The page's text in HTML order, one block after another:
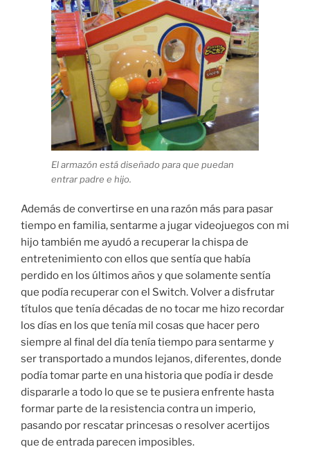
El armazón está diseñado para que puedan
entrar padre e hijo.
Además de convertirse en una razón más para pasar
tiempo en familia, sentarme a jugar videojuegos con mi
hijo también me ayudó a recuperar la chispa de
entretenimiento con ellos que sentía que había
perdido en los últimos años y que solamente sentía
que podía recuperar con el Switch. Volver a disfrutar
títulos que tenía décadas de no tocar me hizo recordar
los días en los que tenía mil cosas que hacer pero
siempre al final del día tenía tiempo para sentarme y
ser transportado a mundos lejanos, diferentes, donde
podía tomar parte en una historia que podía ir desde
dispararle a todo lo que se te pusiera enfrente hasta
formar parte de la resistencia contra un imperio,
pasando por rescatar princesas o resolver acertijos
que de entrada parecen imposibles.